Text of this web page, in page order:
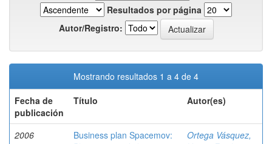
Resultados por página
Autor/Registro:
Mostrando resultados 1 a 4 de 4
Fecha de
publicación
Título Autor(es)
2006
Business plan Spacemov:
Ortega Vásquez,